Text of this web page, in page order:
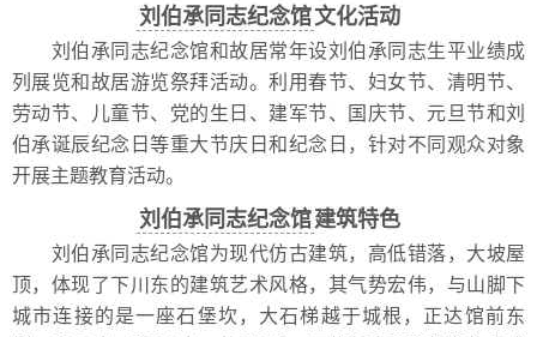
刘伯承同志纪念馆文化活动
刘伯承同志纪念馆和故居常年设刘伯承同志生平业绩成
列展览和故居游览祭拜活动。利用春节、妇女节、清明节、
劳动节、儿童节、党的生日、建军节、国庆节、元旦节和刘
伯承诞辰纪念日等重大节庆日和纪念日，针对不同观众对象
开展主题教育活动。
刘伯承同志纪念馆建筑特色
刘伯承同志纪念馆为现代仿古建筑，高低错落，大坡屋
顶，体现了下川东的建筑艺术风格，其气势宏伟，与山脚下
城市连接的是一座石堡坎，大石梯越于城根，正达馆前东